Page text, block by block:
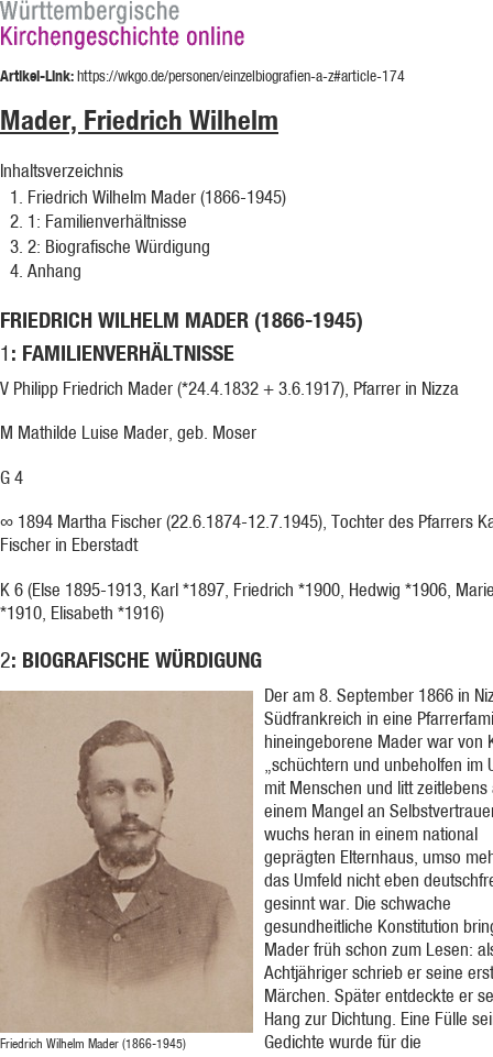
Artikel-Link:https://wkgo.de/personen/einzelbiografien-a-z#article-174
Mader, Friedrich Wilhelm
Inhaltsverzeichnis
Friedrich Wilhelm Mader (1866-1945)
1: Familienverhältnisse
2: Biografische Würdigung
Anhang
FRIEDRICH WILHELM MADER (1866-1945)
1 : FAMILIENVERHÄLTNISSE
V Philipp Friedrich Mader (*24.4.1832 + 3.6.1917), Pfarrer in Nizza
M Mathilde Luise Mader, geb. Moser
G 4
∞ 1894 Martha Fischer (22.6.1874-12.7.1945), Tochter des Pfarrers
Fischer in Eberstadt
K 6 (Else 1895-1913, Karl *1897, Friedrich *1900, Hedwig *1906,
*1910, Elisabeth *1916)
2: BIOGRAFISCHE WÜRDIGUNG
Friedrich Wilhelm Mader (1866-1945)
Der am 8. September 1866 in
Südfrankreich in eine
hineingeborene Mader war von
„schüchtern und unbeholfen im
mit Menschen und litt zeitlebens
einem Mangel an
wuchs heran in einem national
geprägten Elternhaus, umso
das Umfeld nicht eben
gesinnt war. Die schwache
gesundheitliche Konstitution
Mader früh schon zum Lesen:
Achtjähriger schrieb er seine
Märchen. Später entdeckte er
Hang zur Dichtung. Eine Fülle
Gedichte wurde für die